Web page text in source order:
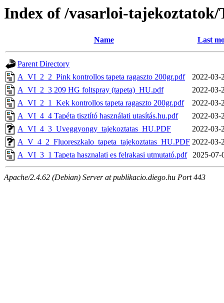
Index of /vasarloi-
Name Last
Parent Directory
A_VI_2_2_Pink kontrollos tapeta ragaszto 200gr.pdf
2022-03-
A_VI_2_3 209 HG foltspray (tapeta)_HU.pdf
2022-03-
A_VI_2_1_Kek kontrollos tapeta ragaszto 200gr.pdf
2022-03-
A_VI_4_4 Tapéta tisztító használati utasítás.hu.pdf
2022-03-
A_VI_4_3_Uveggyongy_tajekoztatas_HU.PDF
2022-03-
A_V_4_2_Fluoreszkalo_tapeta_tajekoztatas_HU.PDF 2022-03-
A_VI_3_1 Tapeta hasznalati es felrakasi utmutató.pdf
2025-07-
Apache/2.4.62 (Debian) Server at publikacio.diego.hu Port 443